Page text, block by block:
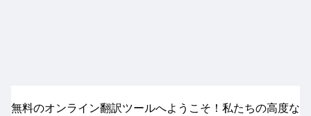
無料のオンライン翻訳ツールへようこそ！私たちの高度な